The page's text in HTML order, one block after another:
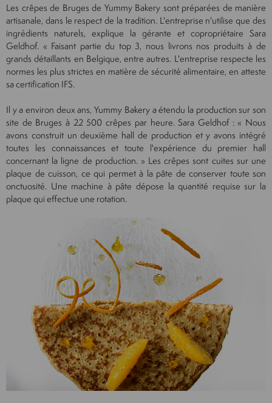
Les crêpes de Bruges de Yummy Bakery sont préparées de manière
artisanale, dans le respect de la tradition. L'entreprise n'utilise que des
ingrédients naturels, explique la gérante et copropriétaire Sara
Geldhof. « Faisant partie du top 3, nous livrons nos produits à de
grands détaillants en Belgique, entre autres. L'entreprise respecte les
normes les plus strictes en matière de sécurité alimentaire, en atteste
sa certification IFS.
Il y a environ deux ans, Yummy Bakery a étendu la production sur son
site de Bruges à 22 500 crêpes par heure. Sara Geldhof : « Nous
avons construit un deuxième hall de production et y avons intégré
toutes les connaissances et toute l'expérience du premier hall
concernant la ligne de production. » Les crêpes sont cuites sur une
plaque de cuisson, ce qui permet à la pâte de conserver toute son
onctuosité. Une machine à pâte dépose la quantité requise sur la
plaque qui effectue une rotation.